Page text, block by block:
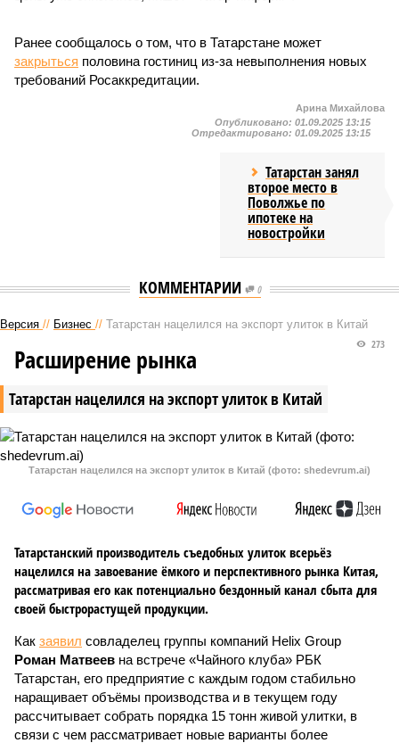
Ранее сообщалось о том, что в Татарстане может
закрыться половина гостиниц из-за невыполнения новых
требований Росаккредитации.
Арина Михайлова
Опубликовано: 01.09.2025 13:15
Отредактировано: 01.09.2025 13:15
Татарстан занял
второе место в
Поволжье по
ипотеке на
новостройки
КОММЕНТАРИИ 0
Версия // Бизнес // Татарстан нацелился на экспорт улиток в Китай
Татарстан нацелился на экспорт улиток в Китай
273
Расширение рынка
Татарстан нацелился на экспорт улиток в Китай (фото: shedevrum.ai)
Татарстанский производитель съедобных улиток всерьёз
нацелился на завоевание ёмкого и перспективного рынка Китая,
рассматривая его как потенциально бездонный канал сбыта для
своей быстрорастущей продукции.
Как заявил совладелец группы компаний Helix Group
Роман Матвеев на встрече «Чайного клуба» РБК
Татарстан, его предприятие с каждым годом стабильно
наращивает объёмы производства и в текущем году
рассчитывает собрать порядка 15 тонн живой улитки, в
связи с чем рассматривает новые варианты более